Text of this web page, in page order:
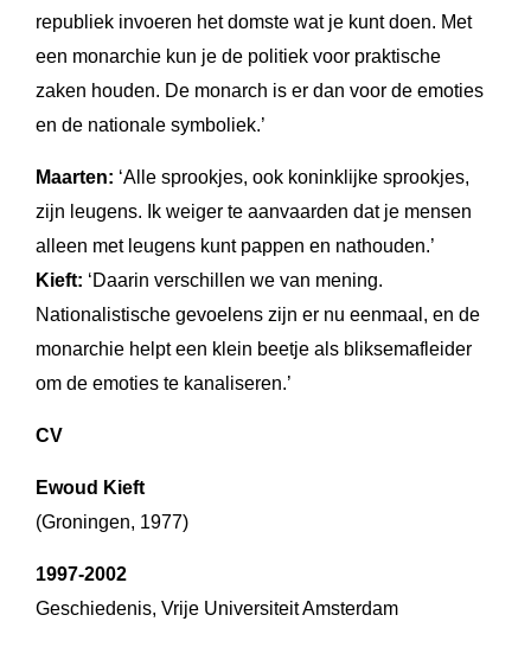
republiek invoeren het domste wat je kunt doen. Met
een monarchie kun je de politiek voor praktische
zaken houden. De monarch is er dan voor de emoties
en de nationale symboliek.’
Maarten: ‘Alle sprookjes, ook koninklijke sprookjes,
zijn leugens. Ik weiger te aanvaarden dat je mensen
alleen met leugens kunt pappen en nathouden.’
Kieft: ‘Daarin verschillen we van mening.
Nationalistische gevoelens zijn er nu eenmaal, en de
monarchie helpt een klein beetje als bliksemafleider
om de emoties te kanaliseren.’
CV
Ewoud Kieft
(Groningen, 1977)
1997-2002
Geschiedenis, Vrije Universiteit Amsterdam